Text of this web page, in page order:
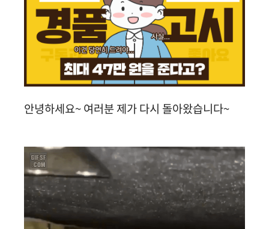
안녕하세요~ 여러분 제가 다시 돌아왔습니다~